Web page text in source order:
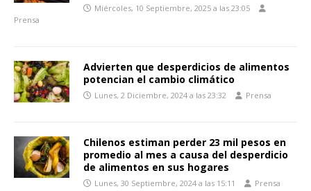
Miércoles, 10 Septiembre, 2025 a las 23:05
Prensa
Advierten que desperdicios de alimentos
potencian el cambio climático
Lunes, 2 Diciembre, 2024 a las 23:32 Prensa
Chilenos estiman perder 23 mil pesos en
promedio al mes a causa del desperdicio
de alimentos en sus hogares
Lunes, 30 Septiembre, 2024 a las 15:11 Prensa